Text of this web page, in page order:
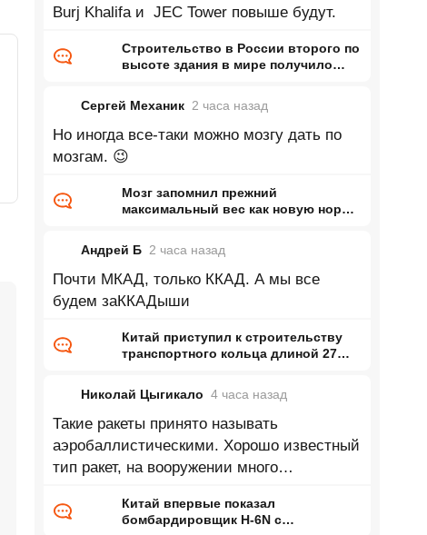
Burj Khalifa и JEC Tower повыше будут.
Строительство в России второго по
высоте здания в мире получило
Сергей Механик 2 часа назад
Но иногда все-таки можно мозгу дать по
мозгам. 😉
Мозг запомнил прежний
максимальный вес как новую норму
Андрей Б 2 часа назад
Почти МКАД, только ККАД. А мы все
будем заККАДыши
Китай приступил к строительству
транспортного кольца длиной 27
Николай Цыгикало 4 часа назад
Такие ракеты принято называть
аэробаллистическими. Хорошо известный
тип ракет, на вооружении много
Китай впервые показал
бомбардировщик H-6N с